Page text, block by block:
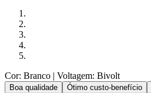
Cor: Branco | Voltagem: Bivolt
Boa qualidade Ótimo custo-benefício